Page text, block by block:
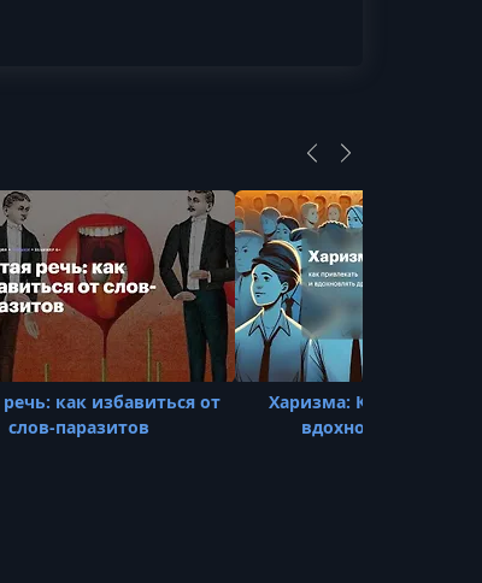
как избавиться от
слов-паразитов
Харизма: Как
вдохновлять других